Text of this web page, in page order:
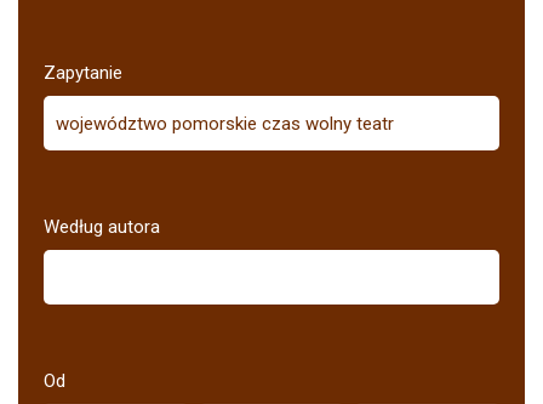
Zapytanie
Według autora
Od